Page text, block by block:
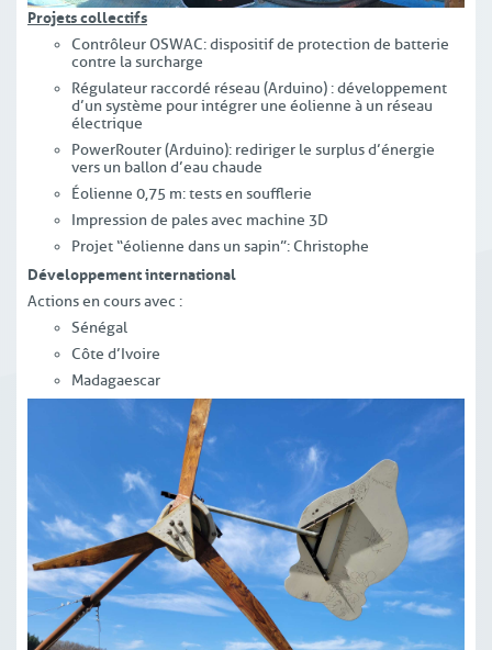
Projets collectifs
Contrôleur OSWAC : dispositif de protection de batterie
contre la surcharge
Régulateur raccordé réseau (Arduino) : développement
d’un système pour intégrer une éolienne à un réseau
électrique
PowerRouter (Arduino) : rediriger le surplus d’énergie
vers un ballon d’eau chaude
Éolienne 0,75 m : tests en soufflerie
Impression de pales avec machine 3D
Projet “éolienne dans un sapin” : Christophe
Développement international
Actions en cours avec :
Sénégal
Côte d’Ivoire
Madagaescar